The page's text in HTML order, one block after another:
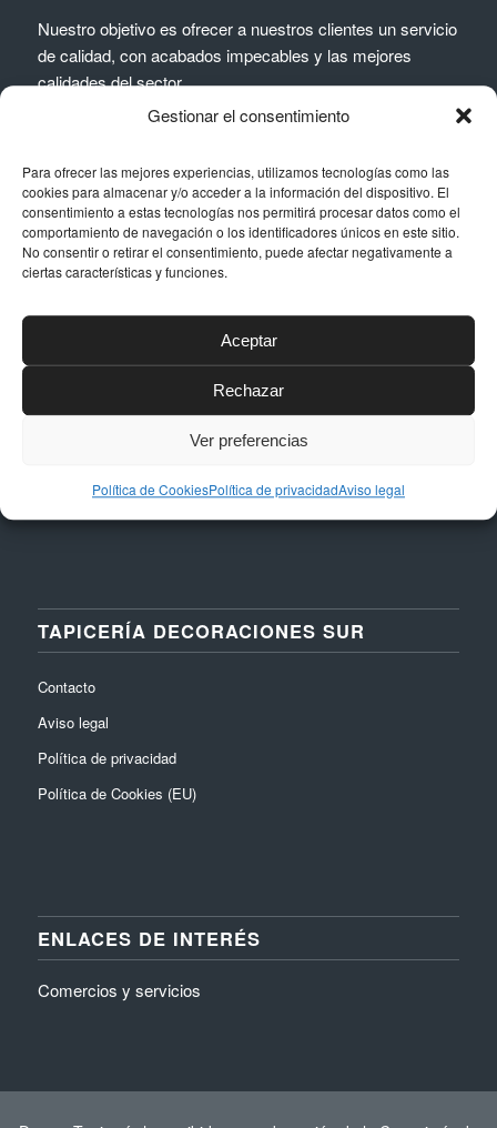
Gestionar el consentimiento
Para ofrecer las mejores experiencias, utilizamos tecnologías como las
cookies para almacenar y/o acceder a la información del dispositivo. El
consentimiento a estas tecnologías nos permitirá procesar datos como el
comportamiento de navegación o los identificadores únicos en este sitio.
No consentir o retirar el consentimiento, puede afectar negativamente a
ciertas características y funciones.
Aceptar
Rechazar
Ver preferencias
Política de CookiesPolítica de privacidadAviso legal
Nuestro objetivo es ofrecer a nuestros clientes un servicio
de calidad, con acabados impecables y las mejores
calidades del sector.
DATOS DE CONTACTO
Calle Níquel, 24, Polígono La Albarizas,
29603, Marbella (Málaga)
TAPICERÍA DECORACIONES SUR
Contacto
Aviso legal
Política de privacidad
Política de Cookies (EU)
ENLACES DE INTERÉS
Comercios y servicios